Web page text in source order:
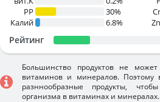
PP
30%
Калий
6.8%
Cr
Zn
Рейтинг
Большинство продуктов не
витаминов и минералов. Поэтому
разннообразные продукты,
организма в витаминах и минералах.